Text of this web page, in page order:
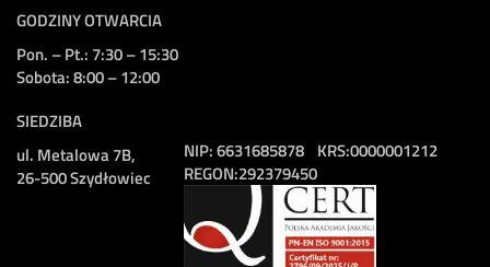
GODZINY OTWARCIA
Pon. – Pt.: 7:30 – 15:30
Sobota: 8:00 – 12:00
SIEDZIBA
ul. Metalowa 7B,
26-500 Szydłowiec
NIP:6631685878
REGON:292379450
KRS:0000001212